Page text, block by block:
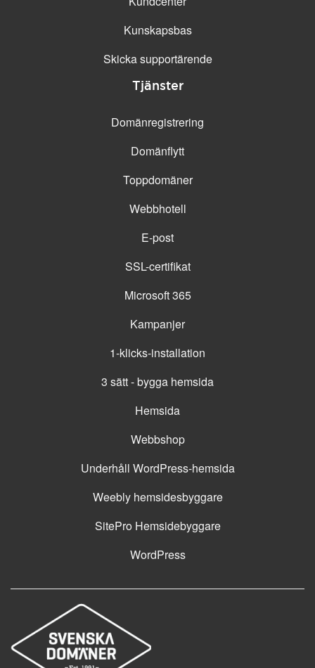
Kunskapsbas
Skicka supportärende
Tjänster
Domänregistrering
Domänflytt
Toppdomäner
Webbhotell
E-post
SSL-certifikat
Microsoft 365
Kampanjer
1-klicks-installation
3 sätt - bygga hemsida
Hemsida
Webbshop
Underhåll WordPress-hemsida
Weebly hemsidesbyggare
SitePro Hemsidebyggare
WordPress